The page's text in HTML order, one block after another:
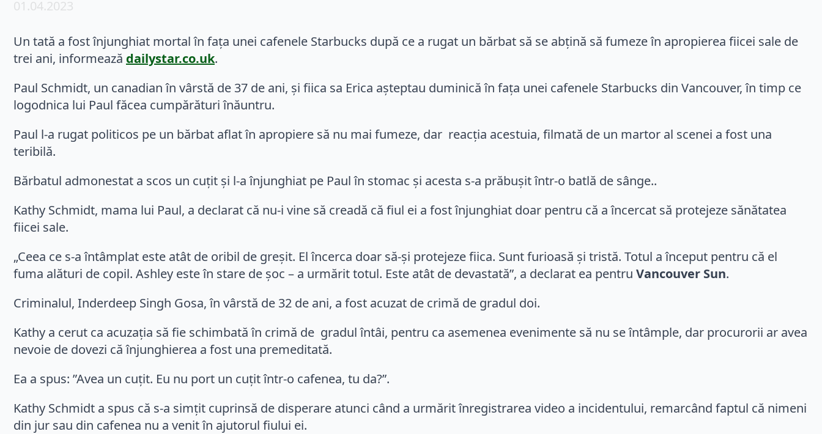
01.04.2023
Un tată a fost înjunghiat mortal în fața unei cafenele Starbucks după ce a rugat un bărbat să se abțină să fumeze în apropierea fiicei sale de
trei ani, informează dailystar.co.uk.
Paul Schmidt, un canadian în vârstă de 37 de ani, și fiica sa Erica așteptau duminică în fața unei cafenele Starbucks din Vancouver, în timp ce
logodnica lui Paul făcea cumpărături înăuntru.
Paul l-a rugat politicos pe un bărbat aflat în apropiere să nu mai fumeze, dar reacția acestuia, filmată de un martor al scenei a fost una
teribilă.
Bărbatul admonestat a scos un cuțit și l-a înjunghiat pe Paul în stomac și acesta s-a prăbușit într-o batlă de sânge..
Kathy Schmidt, mama lui Paul, a declarat că nu-i vine să creadă că fiul ei a fost înjunghiat doar pentru că a încercat să protejeze sănătatea
fiicei sale.
„Ceea ce s-a întâmplat este atât de oribil de greșit. El încerca doar să-și protejeze fiica. Sunt furioasă și tristă. Totul a început pentru că el
fuma alături de copil. Ashley este în stare de șoc – a urmărit totul. Este atât de devastată”, a declarat ea pentru Vancouver Sun.
Criminalul, Inderdeep Singh Gosa, în vârstă de 32 de ani, a fost acuzat de crimă de gradul doi.
Kathy a cerut ca acuzația să fie schimbată în crimă de gradul întâi, pentru ca asemenea evenimente să nu se întâmple, dar procurorii ar avea
nevoie de dovezi că înjunghierea a fost una premeditată.
Ea a spus: ”Avea un cuțit. Eu nu port un cuțit într-o cafenea, tu da?”.
Kathy Schmidt a spus că s-a simțit cuprinsă de disperare atunci când a urmărit înregistrarea video a incidentului, remarcând faptul că nimeni
din jur sau din cafenea nu a venit în ajutorul fiului ei.